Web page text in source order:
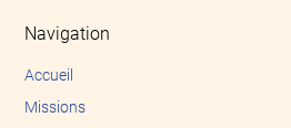
Navigation
Accueil
Missions